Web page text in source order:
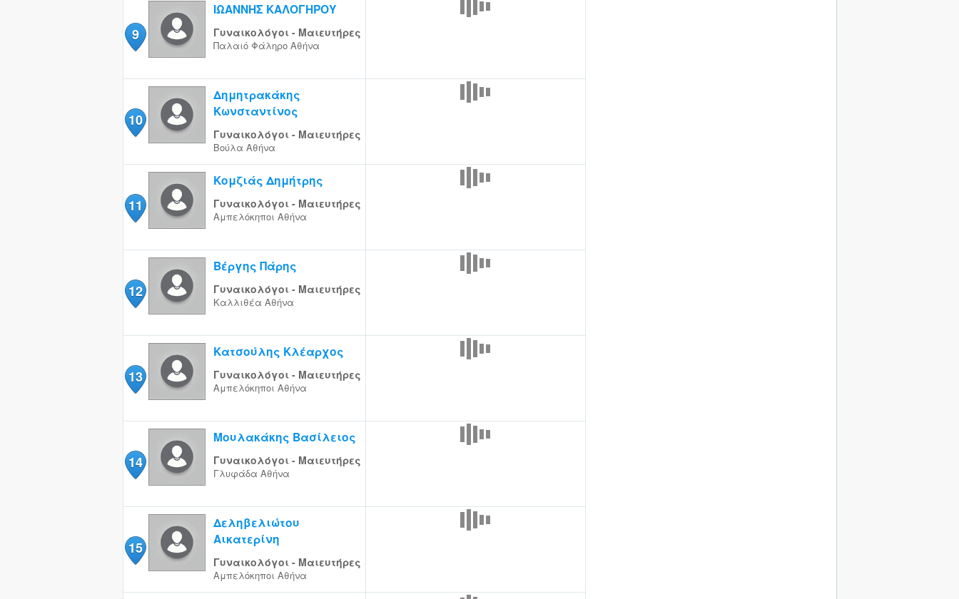
9
ΙΩΑΝΝΗΣ ΚΑΛΟΓΗΡΟΥ
Γυναικολόγοι - Μαιευτήρες
Παλαιό Φάληρο Αθήνα
10
Δημητρακάκης
Κωνσταντίνος
Γυναικολόγοι - Μαιευτήρες
Βούλα Αθήνα
11
Κομζιάς Δημήτρης
Γυναικολόγοι - Μαιευτήρες
Αμπελόκηποι Αθήνα
12
Βέργης Πάρης
Γυναικολόγοι - Μαιευτήρες
Καλλιθέα Αθήνα
13
Κατσούλης Κλέαρχος
Γυναικολόγοι - Μαιευτήρες
Αμπελόκηποι Αθήνα
14
Μουλακάκης Βασίλειος
Γυναικολόγοι - Μαιευτήρες
Γλυφάδα Αθήνα
15
Δεληβελιώτου
Αικατερίνη
Γυναικολόγοι - Μαιευτήρες
Αμπελόκηποι Αθήνα